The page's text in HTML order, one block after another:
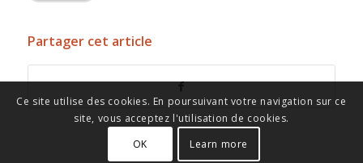
Partager cet article
Ce site utilise des cookies. En poursuivant votre navigation sur ce
site, vous acceptez l'utilisation de cookies.
OK
Learn more